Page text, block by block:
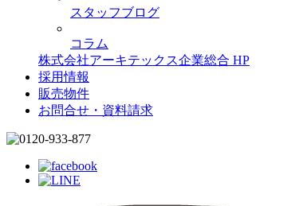
スタッフブログ
コラム
株式会社アーキテックス企業総合 HP
採用情報
販売物件
お問合せ・資料請求